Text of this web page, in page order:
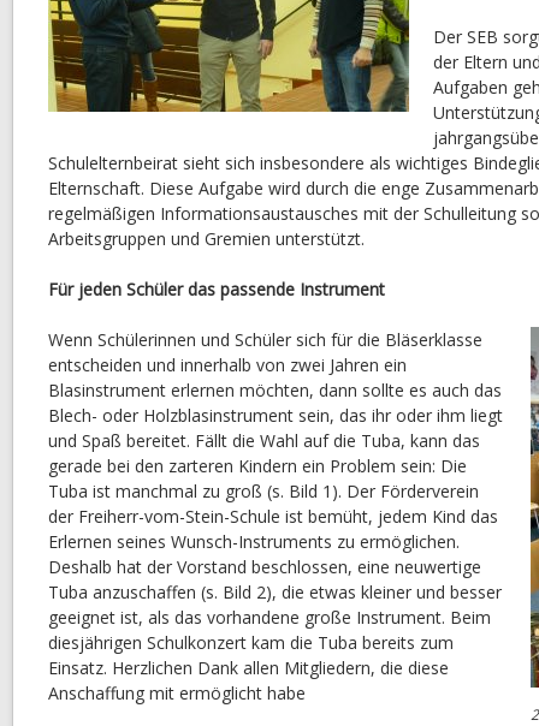
Der SEB
der Eltern
Aufgaben
Schulelternbeirat sieht sich insbesondere als wichtiges
Elternschaft. Diese Aufgabe wird durch die enge
regelmäßigen Informationsaustausches mit der Schulleitung
Arbeitsgruppen und Gremien unterstützt.
Für jeden Schüler das passende Instrument
Wenn Schülerinnen und Schüler sich für die Bläserklasse
entscheiden und innerhalb von zwei Jahren ein
Blasinstrument erlernen möchten, dann sollte es auch das
Blech- oder Holzblasinstrument sein, das ihr oder ihm liegt
und Spaß bereitet. Fällt die Wahl auf die Tuba, kann das
gerade bei den zarteren Kindern ein Problem sein: Die
Tuba ist manchmal zu groß (s. Bild 1). Der Förderverein
der Freiherr-vom-Stein-Schule ist bemüht, jedem Kind das
Erlernen seines Wunsch-Instruments zu ermöglichen.
Deshalb hat der Vorstand beschlossen, eine neuwertige
Tuba anzuschaffen (s. Bild 2), die etwas kleiner und besser
geeignet ist, als das vorhandene große Instrument. Beim
diesjährigen Schulkonzert kam die Tuba bereits zum
Einsatz. Herzlichen Dank allen Mitgliedern, die diese
Anschaffung mit ermöglicht habe